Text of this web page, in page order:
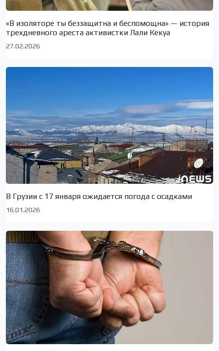
«В изоляторе ты беззащитна и беспомощна» — история
трехдневного ареста активистки Лали Кекуа
27.02.2026
В Грузии с 17 января ожидается погода с осадками
16.01.2026